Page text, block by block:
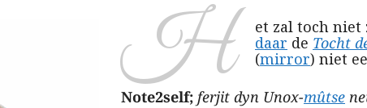
H et zal toch
daar de Tocht
(mirror) niet
Note2self; ferjit dyn Unox-mûtse